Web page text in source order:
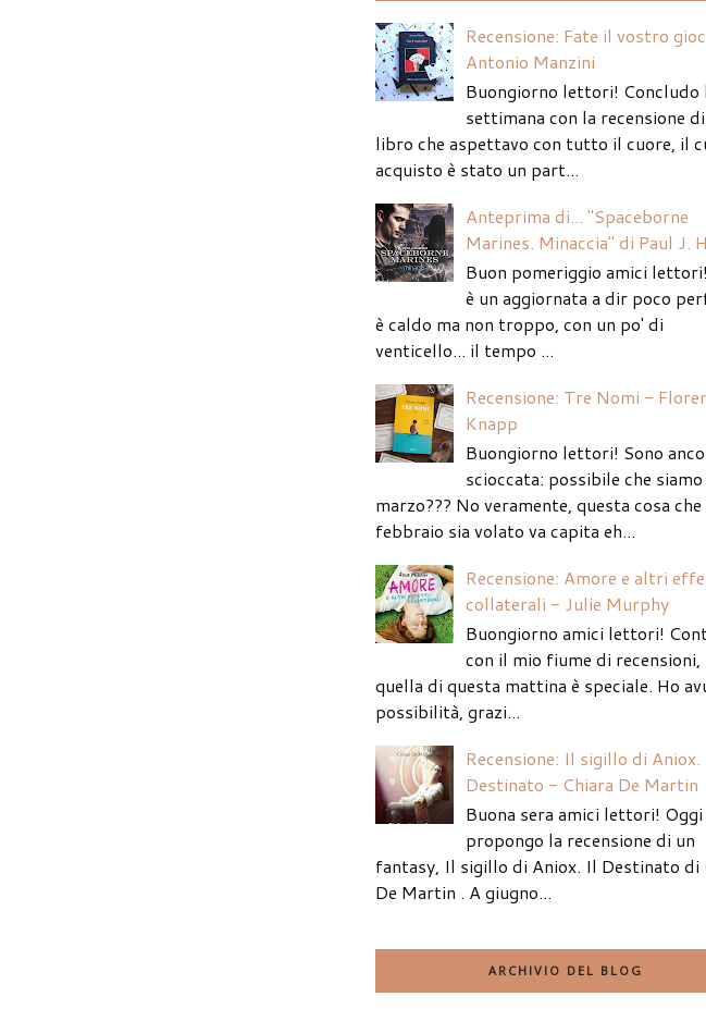
Recensione: Fate il vostro
Antonio Manzini
Buongiorno lettori! Concludo
settimana con la recensione
libro che aspettavo con tutto il cuore, il
acquisto è stato un part...
Anteprima di... "Spaceborne
Marines. Minaccia" di Paul J.
Buon pomeriggio amici
è un aggiornata a dir poco
è caldo ma non troppo, con un po' di
venticello... il tempo ...
Recensione: Tre Nomi -
Knapp
Buongiorno lettori! Sono
scioccata: possibile che siamo
marzo??? No veramente, questa cosa che
febbraio sia volato va capita eh...
Recensione: Amore e altri
collaterali - Julie Murphy
Buongiorno amici lettori!
con il mio fiume di recensioni,
quella di questa mattina è speciale. Ho
possibilità, grazi...
Recensione: Il sigillo di
Destinato - Chiara De Martin
Buona sera amici lettori!
propongo la recensione di un
fantasy, Il sigillo di Aniox. Il Destinato di
De Martin . A giugno...
ARCHIVIO DEL BLOG